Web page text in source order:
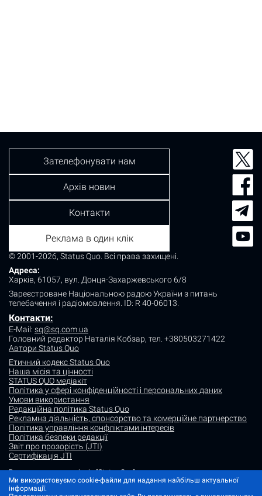
© 2001-2026, Status Quo. Всі права захищені.
Адреса:
Харків, 61057, вул. Донця-Захаржевського 6/8
Зареєстроване Національною радою України з питань
телебачення і радіомовлення. ID: R 40-06013.
Контакти:
E-Mail: sq@sq.com.ua
Головний редактор Наталія Кобзар, тел. +380503271422
Автори Status Quo
Етичний кодекс Status Quo
Наша місія та цінності
STATUS QUO медіакіт
Політика у сфері конфіденційності і персональних даних
Умови використання
Редакційна політика Status Quo
Рекламна діяльність, спонсорство та комерційне партнерство
Політика управління конфліктами інтересів
Політика безпеки редакції
Звіт про прозорість (JTI)
Сертифікація JTI
Зателефонувати нам
Архів новин
Контакти
Реклама в один клік
Використання матеріалів "Status Quo" дозволяється за умови
посилання (для інтернет-видань - гіперпосилання) на "Status quo".
Матеріали в рубриках "Новини партнерів" і "Прес-релізи" розміщуються
Ми використовуємо cookie-файли для надання найбільш актуальної
інформації.